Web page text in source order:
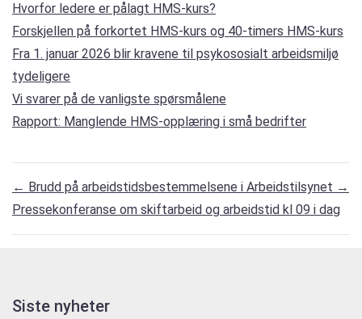
Hvorfor ledere er pålagt HMS-kurs?
Forskjellen på forkortet HMS-kurs og 40-timers HMS-kurs
Fra 1. januar 2026 blir kravene til psykososialt arbeidsmiljø
tydeligere
Vi svarer på de vanligste spørsmålene
Rapport: Manglende HMS-opplæring i små bedrifter
← Brudd på arbeidstidsbestemmelsene i Arbeidstilsynet →
Pressekonferanse om skiftarbeid og arbeidstid kl 09 i dag
Siste nyheter